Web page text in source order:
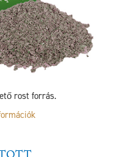
rost forrás.